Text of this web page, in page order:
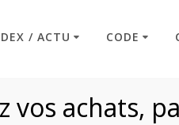
/ ACTU CODE
vos achats,